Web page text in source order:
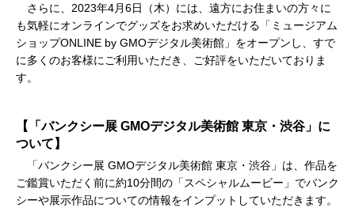
さらに、2023年4月6日（木）には、遠方にお住まいの方々に
も気軽にオンラインでグッズをお求めいただける「ミュージアム
ショップONLINE by GMOデジタル美術館」をオープンし、すで
に多くのお客様にご利用いただき、ご好評をいただいておりま
す。
【「バンクシー展 GMOデジタル美術館 東京・渋谷」に
ついて】
「バンクシー展 GMOデジタル美術館 東京・渋谷」は、作品を
ご鑑賞いただく前に約10分間の「スペシャルムービー」でバンク
シーや展示作品についての情報をインプットしていただきます。